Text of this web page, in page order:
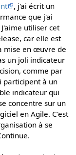
, j'ai écrit un
que j'ai
utiliser cet
car elle est
mise en œuvre de
un joli indicateur
comme par
participent à un
indicateur qui
concentre sur un
en Agile. C'est
à se